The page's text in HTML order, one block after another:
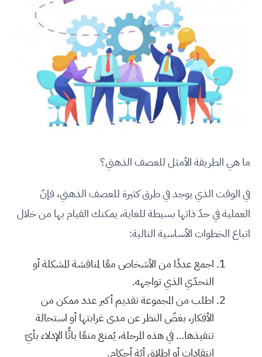
ما هي الطريقة الأمثل للعصف الذهني؟
في الوقت الذي يوجد في طرق كثيرة للعصف الذهني، فإنّ
العملية في حدّ ذاتها بسيطة للغاية، يمكنك القيام بها من خلال
اتباع الخطوات الأساسية التالية:
اجمع عددًا من الأشخاص معًا لمناقشة المشكلة أو
التحدّي الذي تواجهه.
اطلب من المجموعة تقديم أكبر عدد ممكن من
الأفكار، بغضّ النظر عن مدى غرابتها أو استحالة
تنفيذها… في هذه المرحلة، يُمنع منعًا باتًّا الإدلاء بأيّ
انتقادات أو إطلاق أيّة أحكام.